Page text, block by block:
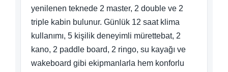
yenilenen teknede 2 master, 2 double ve 2
triple kabin bulunur. Günlük 12 saat klima
kullanımı, 5 kişilik deneyimli mürettebat, 2
kano, 2 paddle board, 2 ringo, su kayağı ve
wakeboard gibi ekipmanlarla hem konforlu